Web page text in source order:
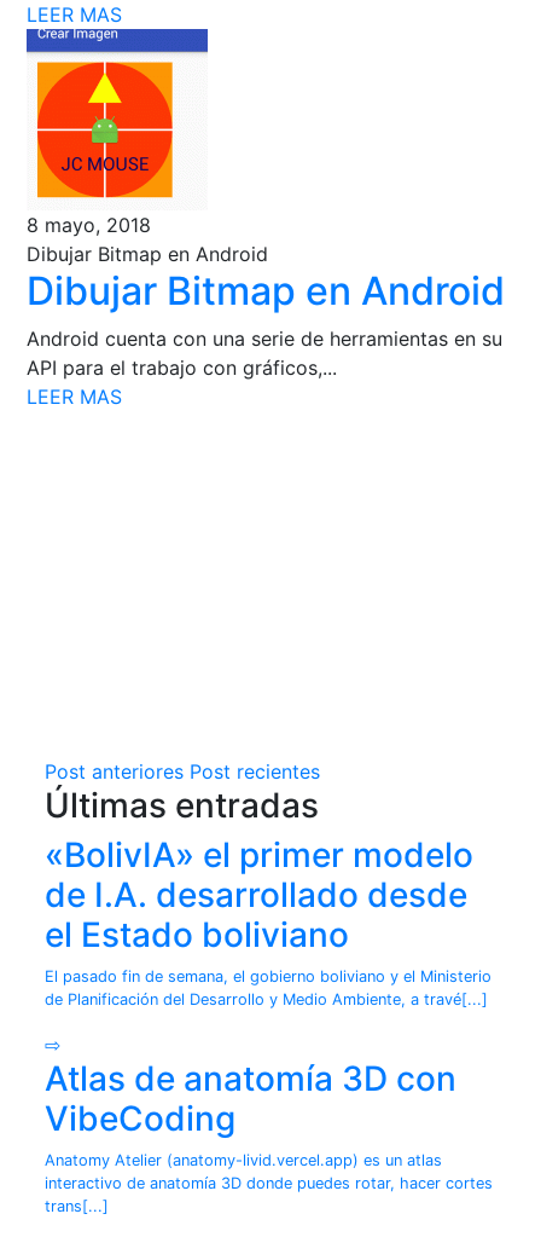
LEER MAS
8 mayo, 2018
Dibujar Bitmap en Android
Dibujar Bitmap en Android
Android cuenta con una serie de herramientas en su
API para el trabajo con gráficos,...
LEER MAS
Post anteriores Post recientes
Últimas entradas
«BolivIA» el primer modelo
de I.A. desarrollado desde
el Estado boliviano
El pasado fin de semana, el gobierno boliviano y el Ministerio
de Planificación del Desarrollo y Medio Ambiente, a travé[...]
⇨
Atlas de anatomía 3D con
VibeCoding
Anatomy Atelier (anatomy-livid.vercel.app) es un atlas
interactivo de anatomía 3D donde puedes rotar, hacer cortes
trans[...]